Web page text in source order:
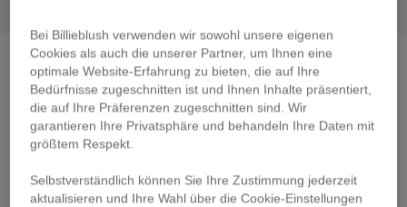
Soft novelty yarn beaniepink
From € 29,00
Pay in 4 interest-free instalments
🔒 Secure payment & easy returns
DESCRIPTION
Bei Billieblush verwenden wir sowohl unsere eigenen
Cookies als auch die unserer Partner, um Ihnen eine
optimale Website-Erfahrung zu bieten, die auf Ihre
Bedürfnisse zugeschnitten ist und Ihnen Inhalte präsentiert,
die auf Ihre Präferenzen zugeschnitten sind. Wir
garantieren Ihre Privatsphäre und behandeln Ihre Daten mit
größtem Respekt.
Selbstverständlich können Sie Ihre Zustimmung jederzeit
aktualisieren und Ihre Wahl über die Cookie-Einstellungen